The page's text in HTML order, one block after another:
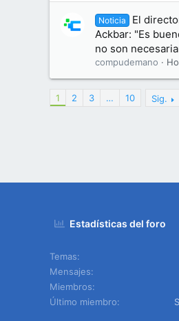
Noticia
El
Ackbar: "Es
no son
compudemano
1 2 3 … 10 Sig.
Estadísticas del foro
Temas
Mensajes
Miembros
Último miembro